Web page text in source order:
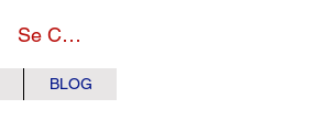
Se Connecter
BLOG